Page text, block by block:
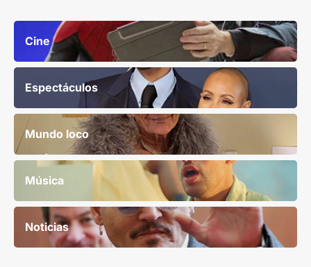
Cine
Espectáculos
Mundo loco
Música
Noticias